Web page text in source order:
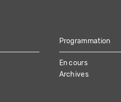
Programmation
En cours
Archives